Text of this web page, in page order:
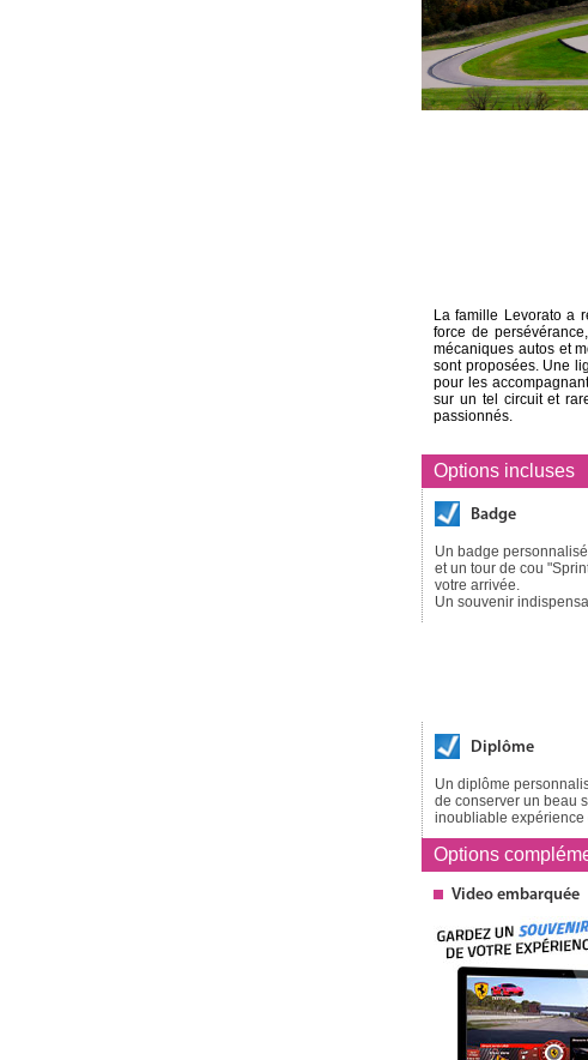
Options incluses
Badge
Un badge personnalisé
et un tour de cou
votre arrivée.
Un souvenir
Diplôme
Un diplôme
de conserver un beau
inoubliable expérience
Options
Video embarquée
La famille Levorato a
force de
mécaniques autos et
sont proposées. Une
pour les
sur un tel circuit et
passionnés.